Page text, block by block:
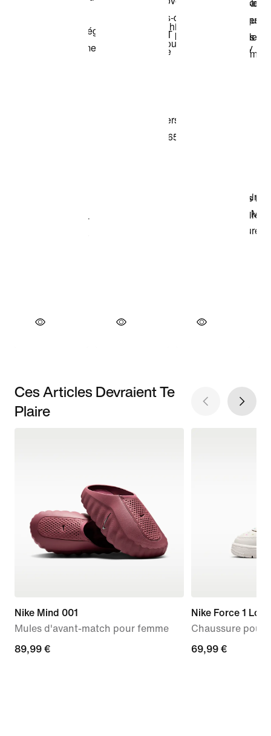
Ces Articles Devraient Te
Plaire
Nike Mind 001
Mules d'avant-match pour femme
89,99 €
89,99 €
Nike Force 1 Low
Chaussure pour
69,99 €
69,99 €